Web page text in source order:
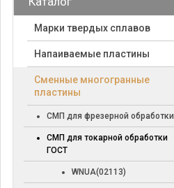
Марки твердых сплавов
Напаиваемые пластины
Cменные многогранные
пластины
СМП для фрезерной обработки
СМП для токарной обработки
ГОСТ
WNUA(02113)